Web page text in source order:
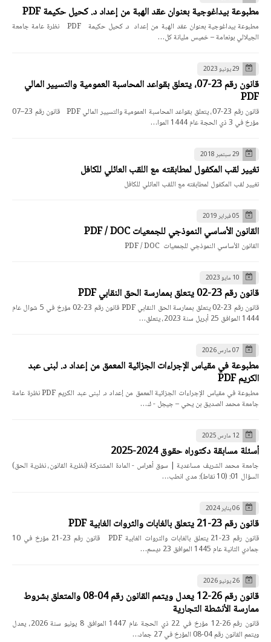
مطبوعة بيداغوجية بعنوان عقد الهبة من إعداد د. كحيل حكيمة PDF
مطبوعة بيداغوجية بعنوان عقد الهبة من إعداد د. كحيل حكيمة PDF نظرة عامة جامعة
الجيلالي بونعامة – خميس مليانة كل…
29 يونيو 2023
قانون رقم 23-07، يتعلق بقواعد المحاسبة العمومية والتسيير المالي
PDF
قانون رقم 23-07، يتعلق بقواعد المحاسبة العمومية والتسيير المالي PDF قانون رقم 23–07
مؤرخ في 3 ذي الحجة عام 1444 الموا…
29 سبتمبر 2018
تغيير لقب المكفول لمطابقته مع اللقب العائلي للكافل
تغيير لقب المكفول لمطابقته مع اللقب العائلي للكافل
05 فبراير 2019
القانون الأساسي النموذجي للجمعيات PDF / DOC
القانون الأساسي النموذجي للجمعيات PDF / DOC
10 مايو 2023
قانون رقم 23-02 يتعلق بممارسة الحق النقابي PDF
قانون رقم 23-02 يتعلق بممارسة الحق النقابي PDF قانون رقم 23-02 مؤرخ في 5 شوال عام
1444 الموافق 25 أبريل سنة 2023، يتعلق…
07 مارس 2026
مطبوعة في مقياس الإجراءات الجزائية المعمق من إعداد د. لبنى عبد
الكريم PDF
مطبوعة في مقياس الإجراءات الجزائية المعمق من إعداد د. لبنى عبد الكريم PDF نظرة عامة
جامعة محمد الصديق بن يحي – جيجل - ك…
12 مارس 2025
أسئلة مسابقة دكتوراه حقوق 2024-2025
جامعة محمد الشريف مساعدية | سوق أهراس - المادة المشتركة (نظرية القانون، نظرية الحق)
السؤال 01: (10 نقاط): مدى انطب…
06 يناير 2024
قانون رقم 23-21 يتعلق بالغابات والثروات الغابية PDF
قانون رقم 23-21 يتعلق بالغابات والثروات الغابية PDF قانون رقم 23-21 مؤرخ في 10
جمادي الثانية عام 1445 الموافق 23 ديسم…
26 يونيو 2026
قانون رقم 26-12 يعدل ويتمم القانون رقم 04-08 والمتعلق بشروط
ممارسة الأنشطة التجارية
قانون رقم 26-12 مؤرخ في 22 ذي الحجة عام 1447 الموافق 8 يونيو سنة 2026، يعدل
ويتمم القانون رقم 04-08 المؤرخ في 27 جماد…